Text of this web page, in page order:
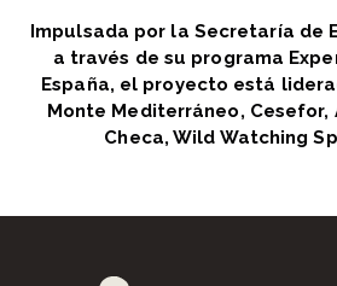
Impulsada por la Secretaría de
a través de su programa
España, el proyecto está
Monte Mediterráneo, Cesefor,
Checa, Wild Watching